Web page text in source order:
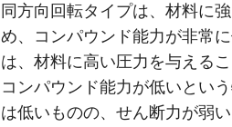
同方向回転タイプは、材料に
め、コンパウンド能力が非常
は、材料に高い圧力を与える
コンパウンド能力が低いとい
は低いものの、せん断力が弱